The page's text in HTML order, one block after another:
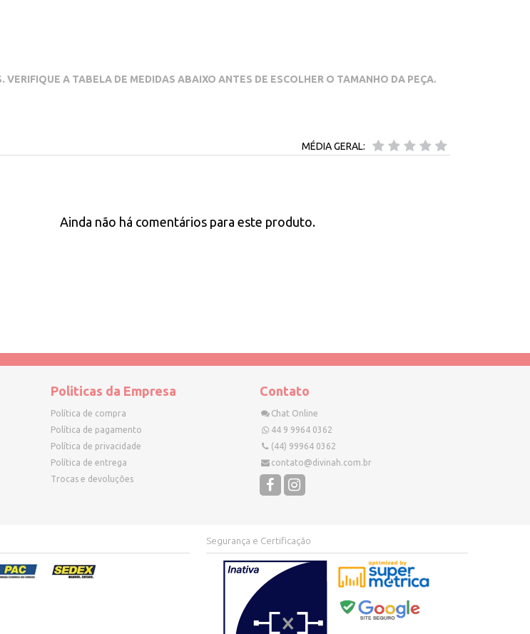
A TABELA DE MEDIDAS ABAIXO ANTES DE ESCOLHER O TAMANHO DA PEÇA.
MÉDIA GERAL:
Ainda não há comentários para este produto.
Politicas da Empresa
Política de compra
Política de pagamento
Política de privacidade
Política de entrega
Trocas e devoluções
Contato
Chat Online
44 9 9964 0362
(44) 99964 0362
contato@divinah.com.br
Segurança e Certificação